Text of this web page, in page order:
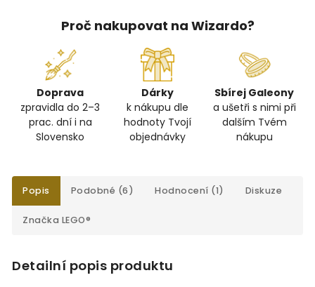
Proč nakupovat na Wizardo?
Doprava
zpravidla do 2–3
prac. dní i na
Slovensko
Dárky
k nákupu dle
hodnoty Tvojí
objednávky
Sbírej Galeony
a ušetři s nimi při
dalším Tvém
nákupu
Popis Podobné (6) Hodnocení (1) Diskuze
Značka LEGO®
Detailní popis produktu